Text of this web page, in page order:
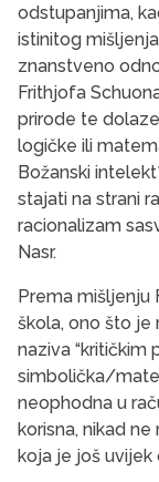
odstupanjima,
istinitog
znanstveno
Frithjofa
prirode te
logičke ili
Božanski
stajati na strani
racionalizam
Nasr.
Prema mišljenju
škola, ono što je
naziva “kritičkim
simbolička/
neophodna u
korisna, nikad
koja je još uvijek